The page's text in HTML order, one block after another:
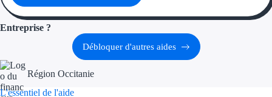
Entreprise ?
Débloquer d'autres aides
Région Occitanie
L'essentiel de l'aide